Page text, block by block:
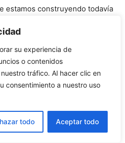
su experiencia de
o contenidos
tráfico. Al hacer clic en
consentimiento a nuestro uso
todo Aceptar todo
estamos construyendo todavía
transmitir actividades del
porque nadie aguanta eso
medios de comunicación,
que todos asumimos un
estaremos satisfechos. No
un medio oficial para